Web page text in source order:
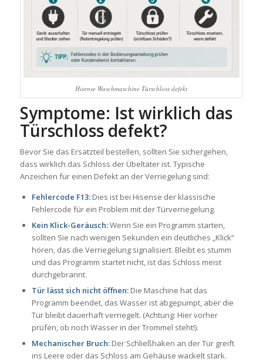
Hisense Waschmaschine Türschloss defekt
Symptome: Ist wirklich das
Türschloss defekt?
Bevor Sie das Ersatzteil bestellen, sollten Sie sichergehen,
dass wirklich das Schloss der Übeltäter ist. Typische
Anzeichen für einen Defekt an der Verriegelung sind:
Fehlercode F13:Dies ist bei Hisense der klassische
Fehlercode für ein Problem mit der Türverriegelung.
Kein Klick-Geräusch:Wenn Sie ein Programm starten,
sollten Sie nach wenigen Sekunden ein deutliches „Klick“
hören, das die Verriegelung signalisiert. Bleibt es stumm
und das Programm startet nicht, ist das Schloss meist
durchgebrannt.
Tür lässt sich nicht öffnen:Die Maschine hat das
Programm beendet, das Wasser ist abgepumpt, aber die
Tür bleibt dauerhaft verriegelt. (Achtung: Hier vorher
prüfen, ob noch Wasser in der Trommel steht!).
Mechanischer Bruch:Der Schließhaken an der Tür greift
ins Leere oder das Schloss am Gehäuse wackelt stark.